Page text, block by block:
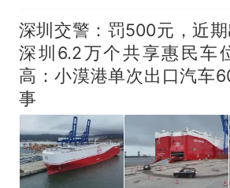
深圳交警：罚500元，近期
深圳6.2万个共享惠民车
高：小漠港单次出口汽车
事